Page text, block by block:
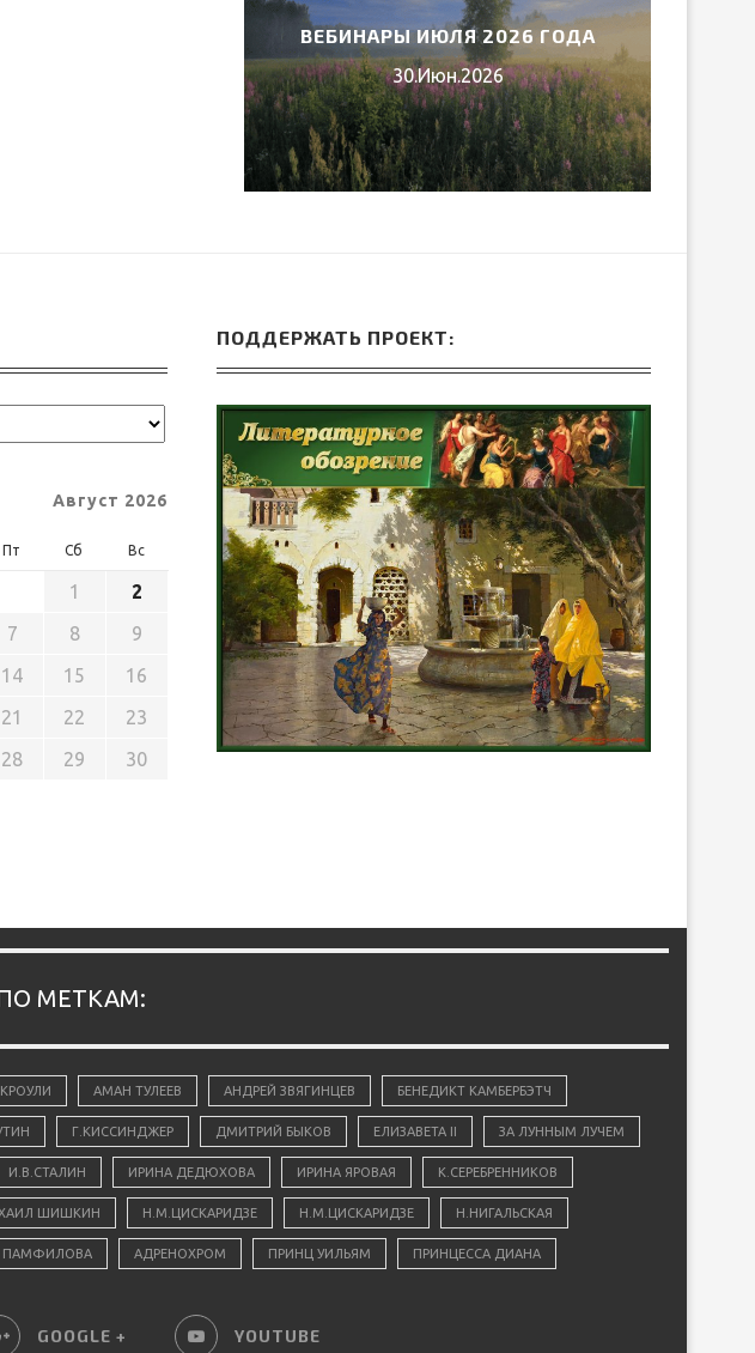
ВЕБИНАРЫ ИЮЛЯ 2026 ГОДА
30.Июн.2026
Август 2026
Пт Сб Вс
1
2
7 8
9
14 15
16
21 22
23
28 29
30
ПОДДЕРЖАТЬ ПРОЕКТ:
МЕТКАМ:
АМАН ТУЛЕЕВ АНДРЕЙ ЗВЯГИНЦЕВ БЕНЕДИКТ КАМБЕРБЭТЧ
Г.КИССИНДЖЕР ДМИТРИЙ БЫКОВ ЕЛИЗАВЕТА II ЗА ЛУННЫМ ЛУЧЕМ
И.В.СТАЛИН ИРИНА ДЕДЮХОВА ИРИНА ЯРОВАЯ К.СЕРЕБРЕННИКОВ
ШИШКИН Н.М.ЦИСКАРИДЗЕ Н.М.ЦИСКАРИДЗЕ Н.НИГАЛЬСКАЯ
ПАМФИЛОВА АДРЕНОХРОМ ПРИНЦ УИЛЬЯМ ПРИНЦЕССА ДИАНА
GOOGLE + YOUTUBE